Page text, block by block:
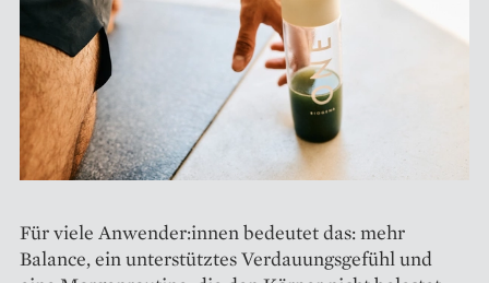
Für viele Anwender:innen bedeutet das: mehr
Balance, ein unterstütztes Verdauungsgefühl und